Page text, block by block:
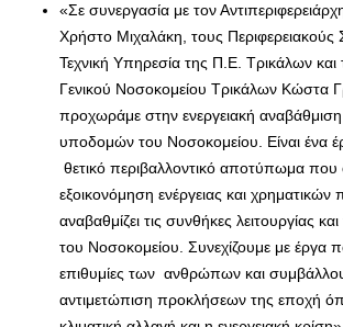
«Σε συνεργασία με τον
Χρήστο Μιχαλάκη, τους
Τεχνική Υπηρεσία της Π.Ε. Τρικάλων και
Γενικού Νοσοκομείου Τρικάλων Κώστα
προχωράμε στην ενεργειακή αναβάθμιση
υποδομών του Νοσοκομείου. Είναι ένα
θετικό περιβαλλοντικό αποτύπωμα που
εξοικονόμηση ενέργειας και χρηματικών
αναβαθμίζει τις συνθήκες λειτουργίας
του Νοσοκομείου. Συνεχίζουμε με έργα
επιθυμίες των ανθρώπων και
αντιμετώπιση προκλήσεων της εποχή